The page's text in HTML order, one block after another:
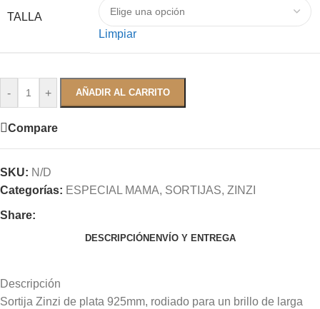
TALLA
Limpiar
- + AÑADIR AL CARRITO
Compare
SKU: N/D
Categorías: ESPECIAL MAMA, SORTIJAS, ZINZI
Share:
DESCRIPCIÓN ENVÍO Y ENTREGA
Descripción
Sortija Zinzi de plata 925mm, rodiado para un brillo de larga